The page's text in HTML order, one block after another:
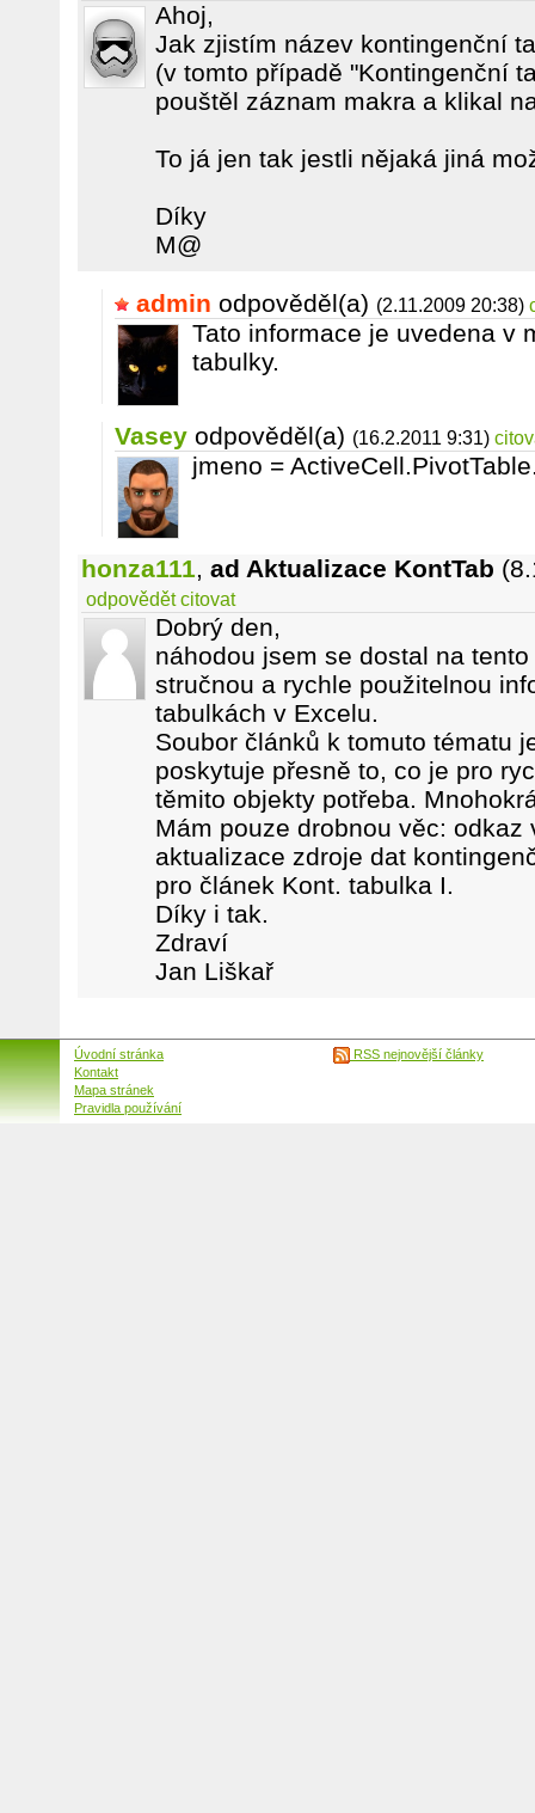
Ahoj,
Jak zjistím název kontingenční
(v tomto případě "Kontingenční
pouštěl záznam makra a klikal
To já jen tak jestli nějaká jiná
Díky
M@
admin odpověděl(a) (2.11.2009 20:38)
Tato informace je uvedena v
tabulky.
Vasey odpověděl(a) (16.2.2011 9:31)
jmeno =
honza111, ad Aktualizace KontTab
odpovědět citovat
Dobrý den,
náhodou jsem se dostal na
stručnou a rychle použitelnou
tabulkách v Excelu.
Soubor článků k tomuto tématu
poskytuje přesně to, co je pro
těmito objekty potřeba.
Mám pouze drobnou věc: odkaz
aktualizace zdroje dat
pro článek Kont. tabulka I.
Díky i tak.
Zdraví
Jan Liškař
Úvodní stránka
Kontakt
Mapa stránek
Pravidla používání
RSS nejnovější články